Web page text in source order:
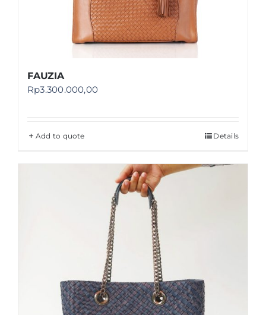
FAUZIA
Rp3.300.000,00
Add to quote Details